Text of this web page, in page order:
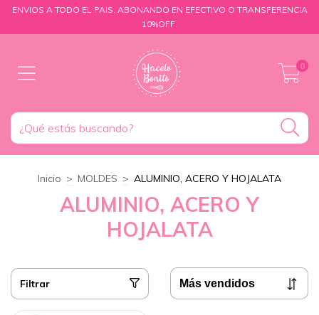
ENVIOS A TODO EL PAIS. ABONANDO EN EFECTIVO O TRANSFERENCIA
10%OFF.
0
Inicio > MOLDES > ALUMINIO, ACERO Y HOJALATA
ALUMINIO, ACERO Y
HOJALATA
Filtrar